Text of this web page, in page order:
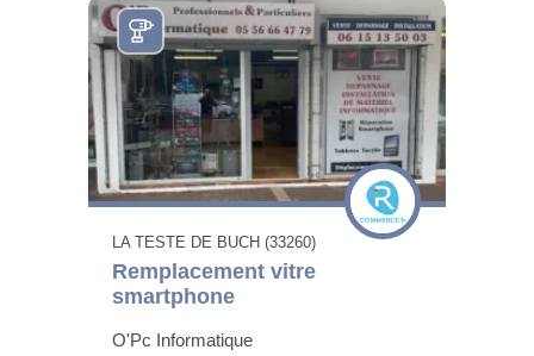
LA TESTE DE BUCH (33260)
Remplacement vitre
smartphone
O'Pc Informatique